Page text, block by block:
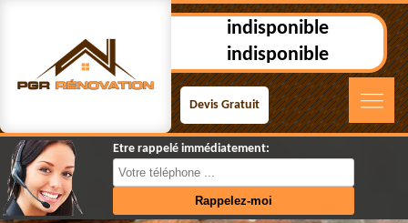
indisponible
indisponible
Devis Gratuit
Etre rappelé immédiatement: